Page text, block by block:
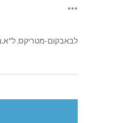
***
לבאבקום-מטריקס,